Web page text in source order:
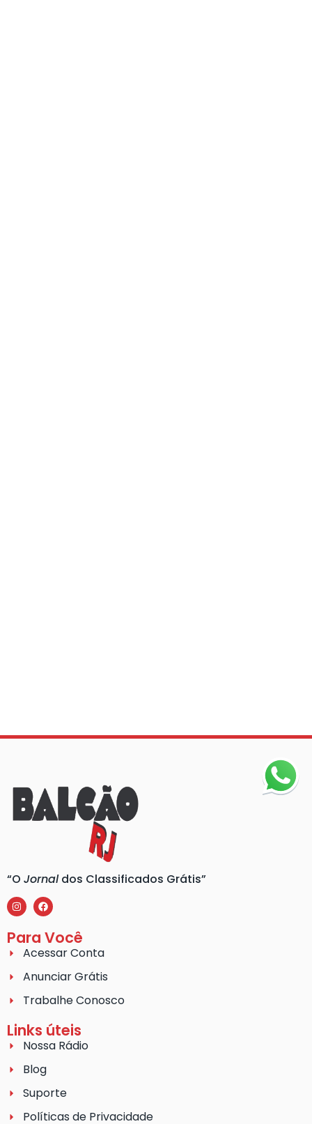
“O Jornaldos Classificados Grátis”
Para Você
Acessar Conta
Anunciar Grátis
Trabalhe Conosco
Links úteis
Nossa Rádio
Blog
Suporte
Políticas de Privacidade